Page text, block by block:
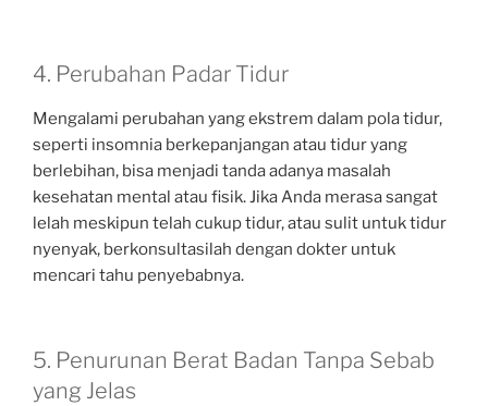
4. Perubahan Padar Tidur
Mengalami perubahan yang ekstrem dalam pola tidur,
seperti insomnia berkepanjangan atau tidur yang
berlebihan, bisa menjadi tanda adanya masalah
kesehatan mental atau fisik. Jika Anda merasa sangat
lelah meskipun telah cukup tidur, atau sulit untuk tidur
nyenyak, berkonsultasilah dengan dokter untuk
mencari tahu penyebabnya.
5. Penurunan Berat Badan Tanpa Sebab
yang Jelas